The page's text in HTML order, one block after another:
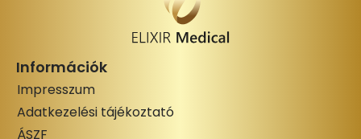
Információk
Impresszum
Adatkezelési tájékoztató
ÁSZF